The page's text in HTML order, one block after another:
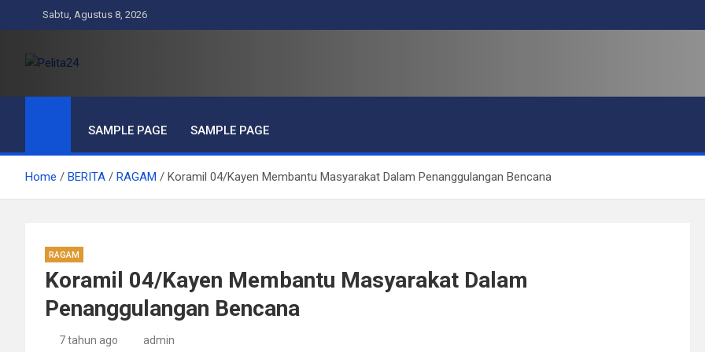
to
Sabtu, Agustus 8, 2026
Pelita24
SAMPLE PAGE SAMPLE PAGE
Home BERITA RAGAM Koramil 04/Kayen Membantu Masyarakat Dalam Penanggulangan Bencana
RAGAM
Koramil 04/Kayen Membantu Masyarakat Dalam
Penanggulangan Bencana
7 tahun ago admin